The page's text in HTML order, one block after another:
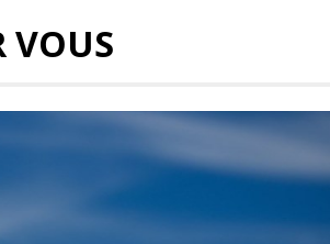
VOUS